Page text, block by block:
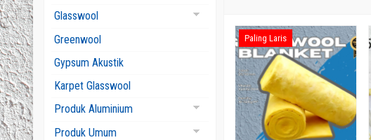
Paling Laris
Busa Piramid
Busa Telur
Busa Wedges
Glasswool
Glasswool Aluminium
Glasswool Blanket
Glasswool Board
Glasswool Pipa
Greenwool
Gypsum Akustik
Karpet Glasswool
Produk Aluminium
Aluminium Bubble
Produk Umum